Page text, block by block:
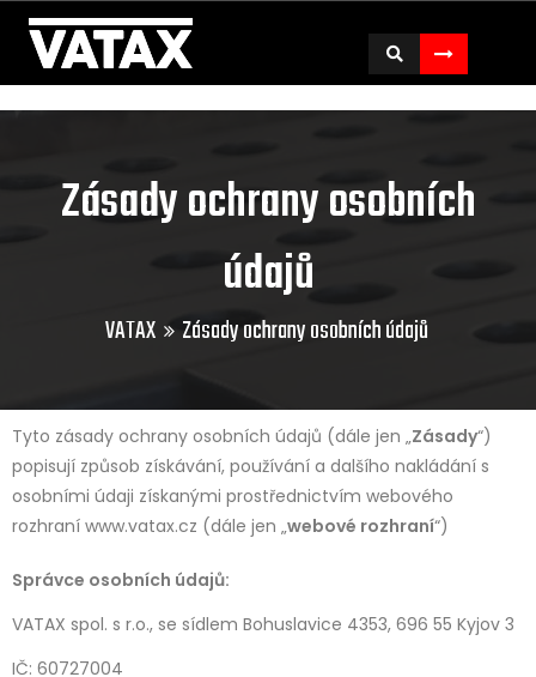
Zásady ochrany osobních
údajů
VATAX Zásady ochrany osobních údajů
Tyto zásady ochrany osobních údajů (dále jen „Zásady“)
popisují způsob získávání, používání a dalšího nakládání s
osobními údaji získanými prostřednictvím webového
rozhraní www.vatax.cz (dále jen „webové rozhraní“)
Správce osobních údajů:
VATAX spol. s r.o., se sídlem Bohuslavice 4353, 696 55 Kyjov 3
IČ: 60727004